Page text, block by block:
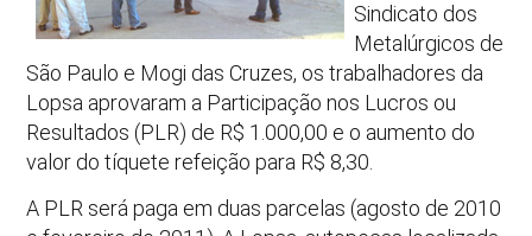
Sindicato dos
Metalúrgicos de
São Paulo e Mogi das Cruzes, os trabalhadores da
Lopsa aprovaram a Participação nos Lucros ou
Resultados (PLR) de R$ 1.000,00 e o aumento do
valor do tíquete refeição para R$ 8,30.
A PLR será paga em duas parcelas (agosto de 2010